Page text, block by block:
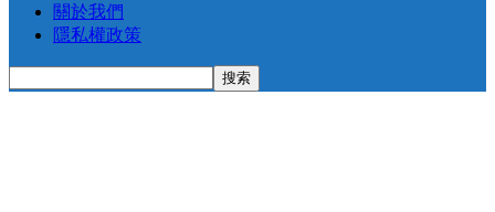
關於我們
隱私權政策